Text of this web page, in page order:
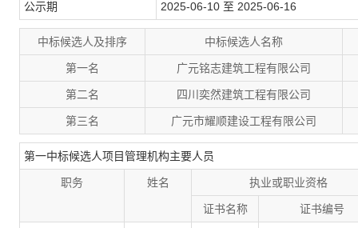
公示期 2025-06-10 至 2025-06-16
中标候选人及排序 中标候选人名称
第一名 广元铭志建筑工程有限公司
第二名 四川奕然建筑工程有限公司
第三名 广元市耀顺建设工程有限公司
第一中标候选人项目管理机构主要人员
职务 姓名 执业或职业资格
证书名称 证书编号